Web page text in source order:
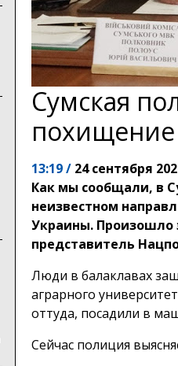
Сумская
13:19 / 24 сентября
Как мы сообщали, в
неизвестном
Украины. Произошло
представитель
Люди в балаклавах
аграрного
оттуда, посадили в
Сейчас полиция